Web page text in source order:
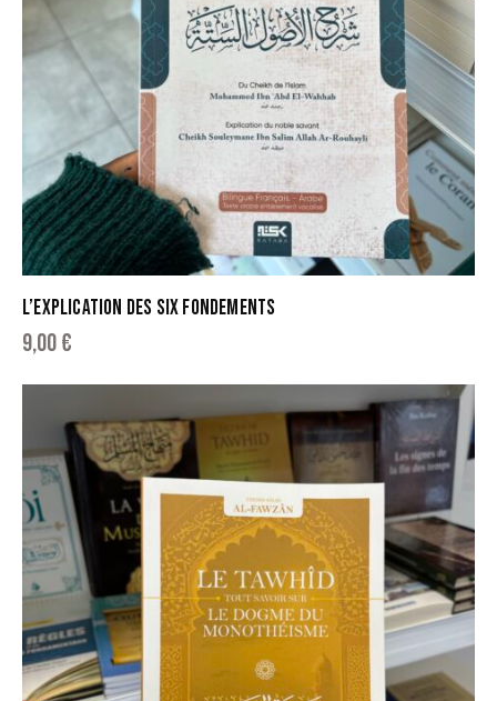
L’EXPLICATION DES SIX FONDEMENTS
9,00€